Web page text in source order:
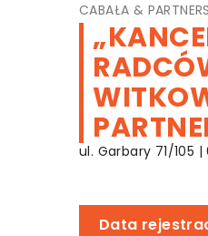
CABAŁA &
ul. Garbary 71/105
Data